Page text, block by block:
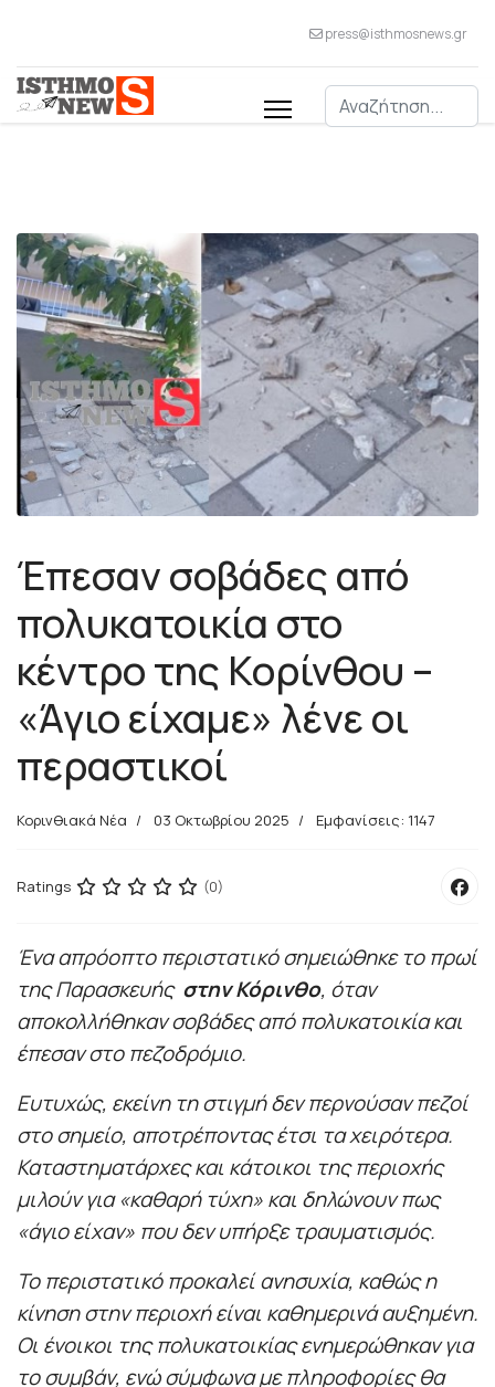
press@isthmosnews.gr
Αναζήτηση
Έπεσαν σοβάδες από
πολυκατοικία στο
κέντρο της Κορίνθου –
«Άγιο είχαμε» λένε οι
περαστικοί
Κορινθιακά Νέα 03 Οκτωβρίου 2025 Εμφανίσεις: 1147
Ratings (0)
Ένα απρόοπτο περιστατικό σημειώθηκε το πρωί
της Παρασκευής στην Κόρινθο, όταν
αποκολλήθηκαν σοβάδες από πολυκατοικία και
έπεσαν στο πεζοδρόμιο.
Ευτυχώς, εκείνη τη στιγμή δεν περνούσαν πεζοί
στο σημείο, αποτρέποντας έτσι τα χειρότερα.
Καταστηματάρχες και κάτοικοι της περιοχής
μιλούν για «καθαρή τύχη» και δηλώνουν πως
«άγιο είχαν» που δεν υπήρξε τραυματισμός.
Το περιστατικό προκαλεί ανησυχία, καθώς η
κίνηση στην περιοχή είναι καθημερινά αυξημένη.
Οι ένοικοι της πολυκατοικίας ενημερώθηκαν για
το συμβάν, ενώ σύμφωνα με πληροφορίες θα